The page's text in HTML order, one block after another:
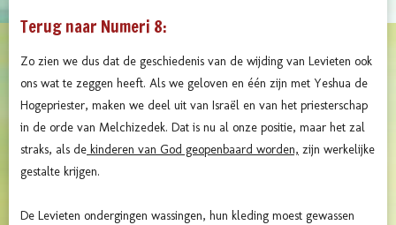
Terug naar Numeri 8:
Zo zien we dus dat de geschiedenis van de wijding van Levieten ook
ons wat te zeggen heeft. Als we geloven en één zijn met Yeshua de
Hogepriester, maken we deel uit van Israël en van het priesterschap
in de orde van Melchizedek. Dat is nu al onze positie, maar het zal
straks, als de kinderen van God geopenbaard worden, zijn werkelijke
gestalte krijgen.
De Levieten ondergingen wassingen, hun kleding moest gewassen